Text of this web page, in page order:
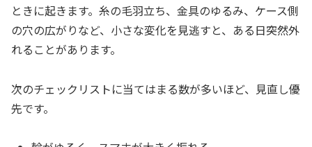
ときに起きます。糸の毛羽立ち、金具のゆるみ、ケース側
の穴の広がりなど、小さな変化を見逃すと、ある日突然外
れることがあります。
次のチェックリストに当てはまる数が多いほど、見直し優
先です。